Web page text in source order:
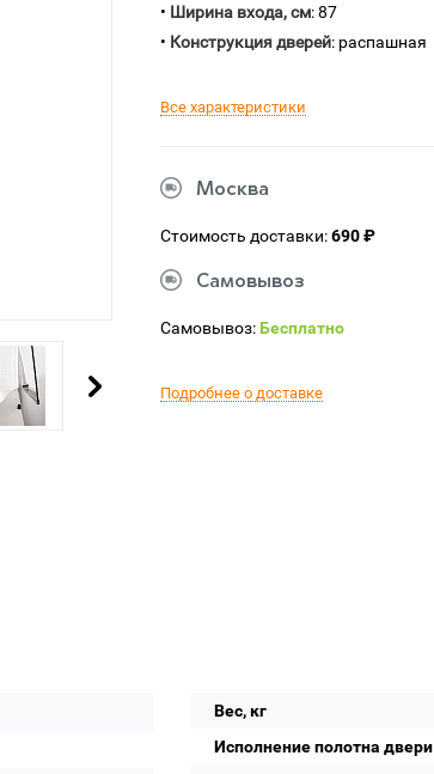
• Ширина входа, см: 87
• Конструкция дверей: распашная
Все характеристики
Москва
Стоимость доставки:690 ₽
Самовывоз
Самовывоз:Бесплатно
Подробнее о доставке
Вес, кг
Исполнение полотна двери